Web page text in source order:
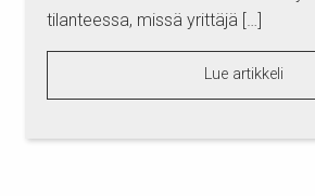
tilanteessa, missä yrittäjä […]
Lue artikkeli